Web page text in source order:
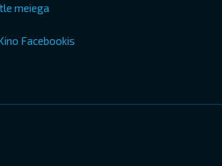
meiega
Facebookis